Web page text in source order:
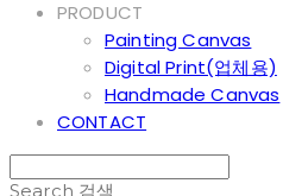
PRODUCT
Painting Canvas
Digital Print(업체용)
Handmade Canvas
CONTACT
Search 검색